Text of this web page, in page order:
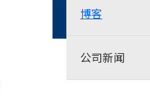
博客
公司新闻